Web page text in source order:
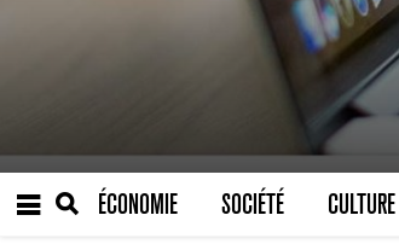
ÉCONOMIE SOCIÉTÉ CULTURE